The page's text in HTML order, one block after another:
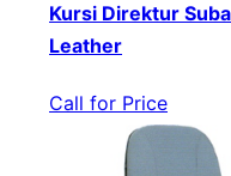
Kursi Direktur
Leather
Call for Price